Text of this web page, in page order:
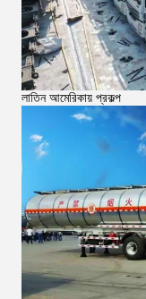
লাতিন আমেরিকায় প্রকল্প